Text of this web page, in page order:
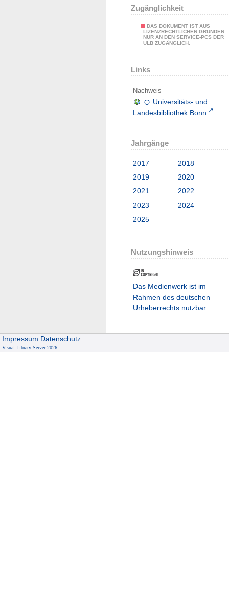
Zugänglichkeit
DAS DOKUMENT IST AUS
LIZENZRECHTLICHEN GRÜNDEN
NUR AN DEN SERVICE-PCS DER
ULB ZUGÄNGLICH.
Links
Nachweis
Universitäts- und
Landesbibliothek Bonn
Jahrgänge
2017
2018
2019
2020
2021
2022
2023
2024
2025
Nutzungshinweis
Das Medienwerk ist im
Rahmen des deutschen
Urheberrechts nutzbar.
Impressum Datenschutz
Visual Library Server 2026